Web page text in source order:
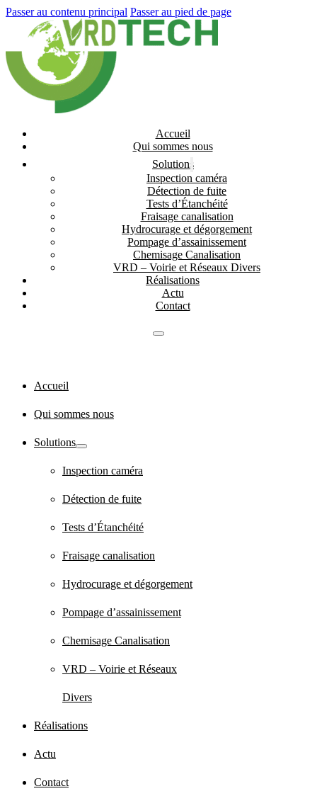
Passer au contenu principal Passer au pied de page
Accueil
Qui sommes nous
Solutions
Inspection caméra
Détection de fuite
Tests d’Étanchéité
Fraisage canalisation
Hydrocurage et dégorgement
Pompage d’assainissement
Chemisage Canalisation
VRD – Voirie et Réseaux Divers
Réalisations
Actu
Contact
Accueil
Qui sommes nous
Solutions
Inspection caméra
Détection de fuite
Tests d’Étanchéité
Fraisage canalisation
Hydrocurage et dégorgement
Pompage d’assainissement
Chemisage Canalisation
VRD – Voirie et Réseaux
Divers
Réalisations
Actu
Contact